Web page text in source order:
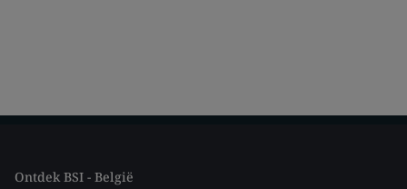
Ontdek BSI - België